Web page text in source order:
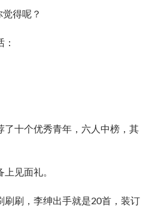
得呢？
了十个优秀青年，六人中榜，其
见面礼。
刷刷，李绅出手就是20首，装订